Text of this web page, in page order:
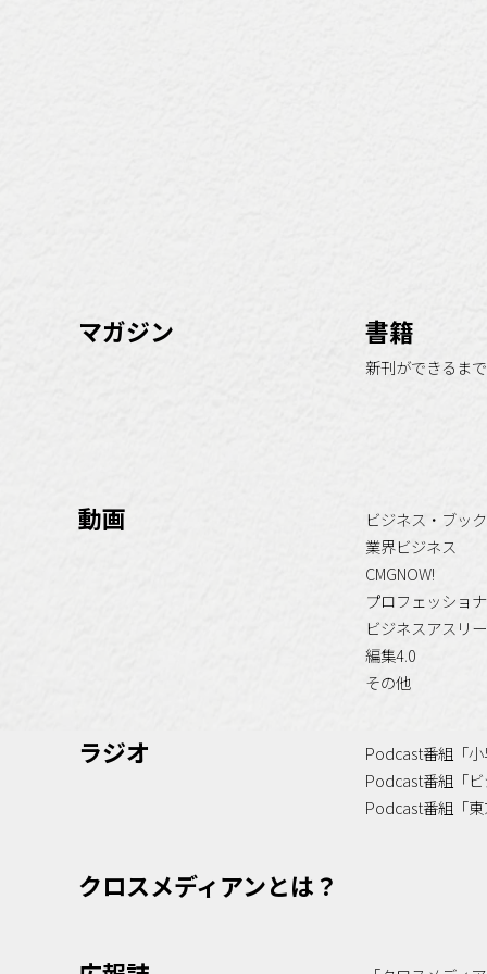
マガジン 書籍
新刊ができるまで
動画
ビジネス・ブッ
業界ビジネス
CMGNOW!
プロフェッショ
ビジネスアスリ
編集4.0
その他
ラジオ
Podcast番組「
Podcast番組「
Podcast番組「
クロスメディアンとは？